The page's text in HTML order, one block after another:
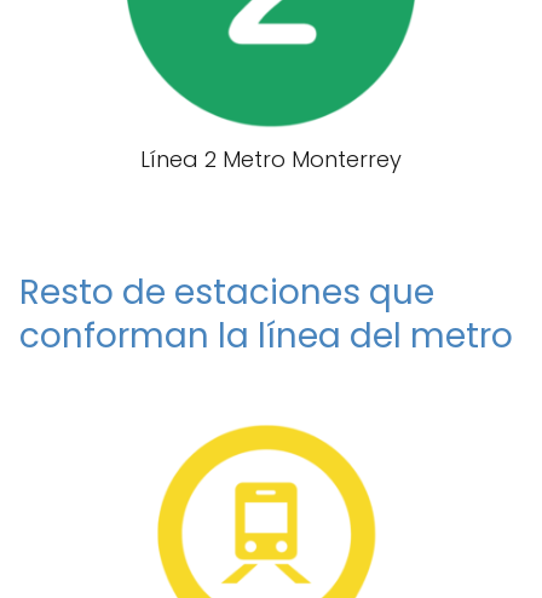
Línea 2 Metro Monterrey
Resto de estaciones que
conforman la línea del metro